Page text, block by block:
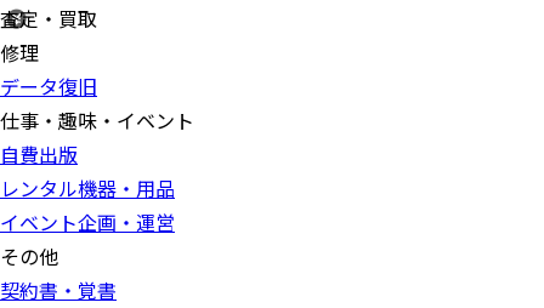
査定・買取
修理
データ復旧
仕事・趣味・イベント
自費出版
レンタル機器・用品
イベント企画・運営
その他
契約書・覚書